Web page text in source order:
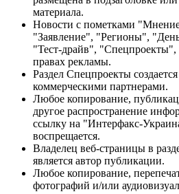
материала.
Новости с пометками
"Заявление", "Регионы",
"Тест-драйв",
правах рекламы.
Раздел Спецпроекты
коммерческими партнерами.
Любое копирование,
другое распространение
ссылку на "Интерфакс-
воспрещается.
Владелец веб-страницы в
является автор публикации.
Любое копирование,
фотографий и/или